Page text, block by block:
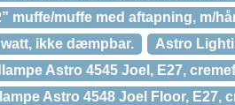
muffe/muffe med aftapning, m/
ikke dæmpbar.
Astro
Astro 4545 Joel, E27,
Astro 4548 Joel Floor, E27,